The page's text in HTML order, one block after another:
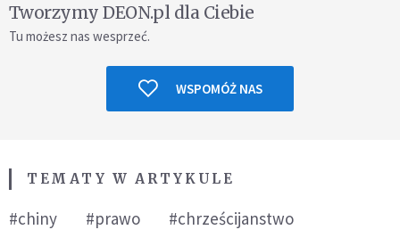
Tworzymy DEON.pl dla Ciebie
Tu możesz nas wesprzeć.
WSPOMÓŻ NAS
TEMATY W ARTYKULE
#chiny #prawo #chrześcijanstwo